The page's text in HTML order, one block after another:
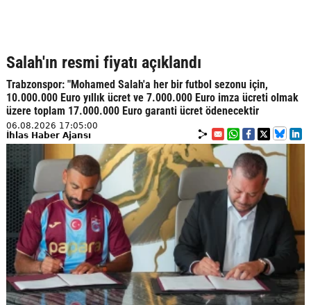
Salah'ın resmi fiyatı açıklandı
Trabzonspor: "Mohamed Salah'a her bir futbol sezonu için,
10.000.000 Euro yıllık ücret ve 7.000.000 Euro imza ücreti olmak
üzere toplam 17.000.000 Euro garanti ücret ödenecektir
06.08.2026 17:05:00
İhlas Haber Ajansı